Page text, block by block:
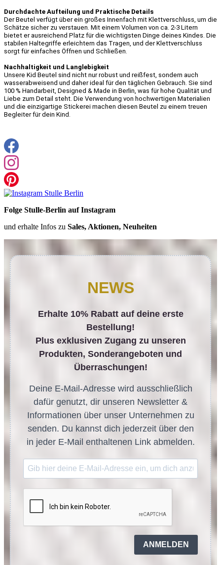
Durchdachte Aufteilung und Praktische Details
Der Beutel verfügt über ein großes Innenfach mit Klettverschluss, um die
Schätze sicher zu verstauen. Mit einem Volumen von ca. 2-3 Litern
bietet er ausreichend Platz für die wichtigsten Dinge deines Kindes. Die
stabilen Haltegriffe erleichtern das Tragen, und der Klettverschluss
sorgt für einfaches Öffnen und Schließen.
Nachhaltigkeit und Langlebigkeit
Unsere Kid Beutel sind nicht nur robust und reißfest, sondern auch
wasserabweisend und daher ideal für den täglichen Gebrauch. Sie sind
100 % Handarbeit, Designed & Made in Berlin, was für hohe Qualität und
Liebe zum Detail steht. Die Verwendung von hochwertigen Materialien
und die einzigartige Stickerei machen diesen Beutel zu einem treuen
Begleiter für dein Kind.
Folge Stulle-Berlin auf Instagram
und erhalte Infos zu Sales, Aktionen, Neuheiten
NEWS
Erhalte 10% Rabatt auf deine erste
Bestellung!
Plus exklusiven Zugang zu unseren
Produkten, Sonderangeboten und
Überraschungen!
Deine E-Mail-Adresse wird ausschließlich
dafür genutzt, dir unseren Newsletter &
Informationen über unser Unternehmen zu
senden. Du kannst dich jederzeit über den
in jeder E-Mail enthaltenen Link abmelden.
ANMELDEN